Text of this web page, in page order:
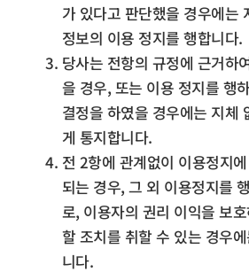
가 있다고 판단했을 경우에는
정보의 이용 정지를 행합니다.
당사는 전항의 규정에 근거하
을 경우, 또는 이용 정지를 행
결정을 하였을 경우에는 지체
게 통지합니다.
전 2항에 관계없이 이용정지
되는 경우, 그 외 이용정지를
로, 이용자의 권리 이익을 보
할 조치를 취할 수 있는 경우
니다.